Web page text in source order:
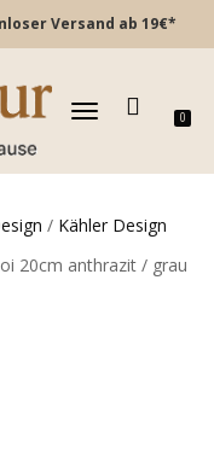
Versand ab 19€*
TOGGLE
0
/ Kähler Design
20cm anthrazit / grau